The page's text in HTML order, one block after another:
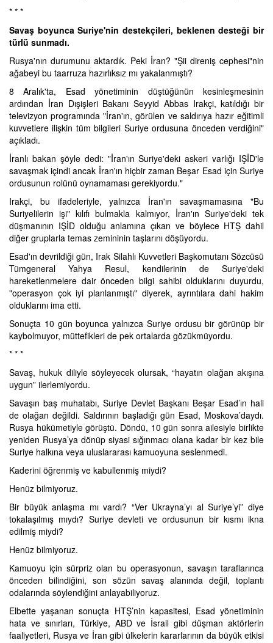
* * *
Savaş boyunca Suriye'nin destekçileri, beklenen desteği bir
türlü sunmadı.
Rusya'nın durumunu aktardık. Peki İran? "Şii direniş cephesi"nin
ağabeyi bu taarruza hazırlıksız mı yakalanmıştı?
8 Aralık'ta, Esad yönetiminin düştüğünün kesinleşmesinin
ardından İran Dışişleri Bakanı Seyyid Abbas Irakçi, katıldığı bir
televizyon programında "İran'ın, görülen ve saldırıya hazır eğitimli
kuvvetlere ilişkin tüm bilgileri Suriye ordusuna önceden verdiğini"
açıkladı.
İranlı bakan şöyle dedi: "İran'ın Suriye'deki askeri varlığı IŞİD'le
savaşmak içindi ancak İran'ın hiçbir zaman Beşar Esad için Suriye
ordusunun rolünü oynamaması gerekiyordu."
Irakçi, bu ifadeleriyle, yalnızca İran'ın savaşmamasına "Bu
Suriyelilerin işi" kılıfı bulmakla kalmıyor, İran'ın Suriye'deki tek
düşmanının IŞİD olduğu anlamına çıkan ve böylece HTŞ dahil
diğer gruplarla temas zemininin taşlarını döşüyordu.
Esad'ın devrildiği gün, Irak Silahlı Kuvvetleri Başkomutanı Sözcüsü
Tümgeneral Yahya Resul, kendilerinin de Suriye'deki
hareketlenmelere dair önceden bilgi sahibi olduklarını duyurdu,
"operasyon çok iyi planlanmıştı" diyerek, ayrıntılara dahi hakim
olduklarını ima etti.
Sonuçta 10 gün boyunca yalnızca Suriye ordusu bir görünüp bir
kaybolmuyor, müttefikleri de pek ortalarda gözükmüyordu.
* * *
Savaş, hukuk diliyle söyleyecek olursak, “hayatın olağan akışına
uygun” ilerlemiyordu.
Savaşın baş muhatabı, Suriye Devlet Başkanı Beşar Esad’ın hali
de olağan değildi. Saldırının başladığı gün Esad, Moskova’daydı.
Rusya hükümetiyle görüştü. Döndü, 10 gün sonra ailesiyle birlikte
yeniden Rusya’ya dönüp siyasi sığınmacı olana kadar bir kez bile
Suriye halkına veya uluslararası kamuoyuna seslenmedi.
Kaderini öğrenmiş ve kabullenmiş miydi?
Henüz bilmiyoruz.
Bir büyük anlaşma mı vardı? “Ver Ukrayna’yı al Suriye’yi” diye
tokalaşılmış mıydı? Suriye devleti ve ordusunun bir kısmı ikna
edilmiş miydi?
Henüz bilmiyoruz.
Kamuoyu için sürpriz olan bu operasyonun, savaşın taraflarınca
önceden bilindiğini, son sözün savaş alanında değil, toplantı
odalarında söylendiğini anlayabiliyoruz.
Elbette yaşanan sonuçta HTŞ’nin kapasitesi, Esad yönetiminin
hata ve sınırları, Türkiye, ABD ve İsrail gibi düşman aktörlerin
faaliyetleri, Rusya ve İran gibi ülkelerin kararlarının da büyük etkisi